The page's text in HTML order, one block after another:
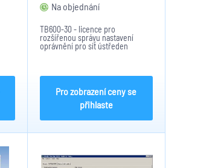
Na objednání
TB600-30 - licence pro
rozšířenou správu nastavení
oprávnění pro síť ústředen
BCnet600 - do 30 kruhových linek
Pro zobrazení ceny se
přihlaste